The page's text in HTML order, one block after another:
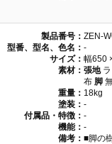
製品番号： ZEN-
型番、型名、色名： -
サイズ： 幅650
素材： 張地ラ
布 脚
重量： 18kg
塗装： -
付属品・特徴： -
機能： -
備考： ■脚の